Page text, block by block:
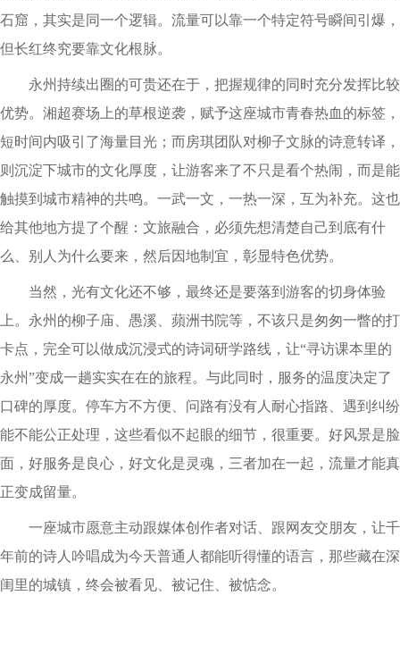
石窟，其实是同一个逻辑。流量可以靠一个特定符号瞬间引爆，
但长红终究要靠文化根脉。
永州持续出圈的可贵还在于，把握规律的同时充分发挥比较
优势。湘超赛场上的草根逆袭，赋予这座城市青春热血的标签，
短时间内吸引了海量目光；而房琪团队对柳子文脉的诗意转译，
则沉淀下城市的文化厚度，让游客来了不只是看个热闹，而是能
触摸到城市精神的共鸣。一武一文，一热一深，互为补充。这也
给其他地方提了个醒：文旅融合，必须先想清楚自己到底有什
么、别人为什么要来，然后因地制宜，彰显特色优势。
当然，光有文化还不够，最终还是要落到游客的切身体验
上。永州的柳子庙、愚溪、蘋洲书院等，不该只是匆匆一瞥的打
卡点，完全可以做成沉浸式的诗词研学路线，让“寻访课本里的
永州”变成一趟实实在在的旅程。与此同时，服务的温度决定了
口碑的厚度。停车方不方便、问路有没有人耐心指路、遇到纠纷
能不能公正处理，这些看似不起眼的细节，很重要。好风景是脸
面，好服务是良心，好文化是灵魂，三者加在一起，流量才能真
正变成留量。
一座城市愿意主动跟媒体创作者对话、跟网友交朋友，让千
年前的诗人吟唱成为今天普通人都能听得懂的语言，那些藏在深
闺里的城镇，终会被看见、被记住、被惦念。